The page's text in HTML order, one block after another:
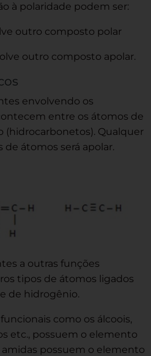
à polaridade podem ser:
outro composto polar
outro composto apolar.
envolvendo os
entre os átomos de
(hidrocarbonetos). Qualquer
de átomos será apolar.
a outras funções
tipos de átomos ligados
de hidrogênio.
como os álcoois,
etc., possuem o elemento
amidas possuem o elemento